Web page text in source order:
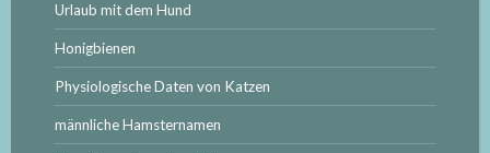
Urlaub mit dem Hund
Honigbienen
Physiologische Daten von Katzen
männliche Hamsternamen